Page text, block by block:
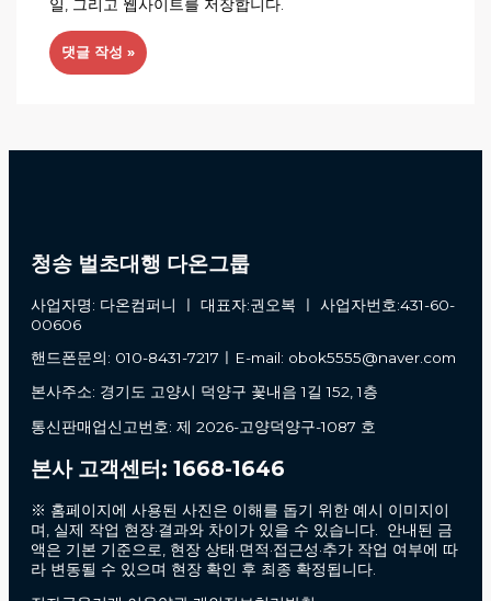
일, 그리고 웹사이트를 저장합니다.
청송 벌초대행 다온그룹
사업자명: 다온컴퍼니 ㅣ 대표자:권오복 ㅣ 사업자번호:431-60-
00606
핸드폰문의: 010-8431-7217ㅣE-mail: obok5555@naver.com
본사주소: 경기도 고양시 덕양구 꽃내음 1길 152, 1층
통신판매업신고번호: 제 2026-고양덕양구-1087 호
본사 고객센터: 1668-1646
※ 홈페이지에 사용된 사진은 이해를 돕기 위한 예시 이미지이
며, 실제 작업 현장·결과와 차이가 있을 수 있습니다. 안내된 금
액은 기본 기준으로, 현장 상태·면적·접근성·추가 작업 여부에 따
라 변동될 수 있으며 현장 확인 후 최종 확정됩니다.